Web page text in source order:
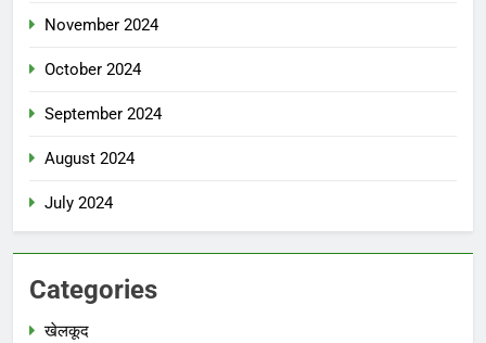
November 2024
October 2024
September 2024
August 2024
July 2024
Categories
खेलकूद